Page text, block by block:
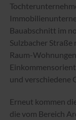
Bauabschnitt im
Sulzbacher
Raum-
und verschiedene
Erneut kommen
die vom Bereich